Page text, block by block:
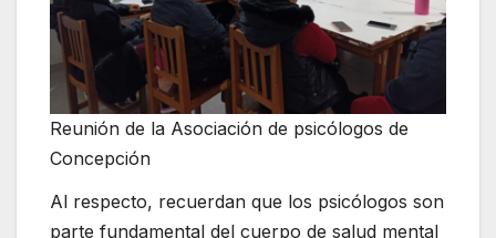
Reunión de la Asociación de psicólogos de
Concepción
Al respecto, recuerdan que los psicólogos son
parte fundamental del cuerpo de salud mental